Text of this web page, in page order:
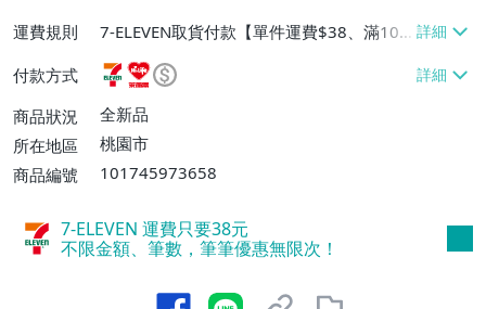
運費規則
7-ELEVEN取貨付款【單件運費$38、滿100
件或消費滿$990免運費】、萊爾富取貨付
款【單件運費$60、滿100件或消費滿$990
免運費】、宅配/貨運【單件運費$80、滿1
00件或消費滿$1200免運費】
付款方式
商品狀況
全新品
所在地區
桃園市
商品編號
101745973658
7-ELEVEN 運費只要38元
不限金額、筆數，筆筆優惠無限次！